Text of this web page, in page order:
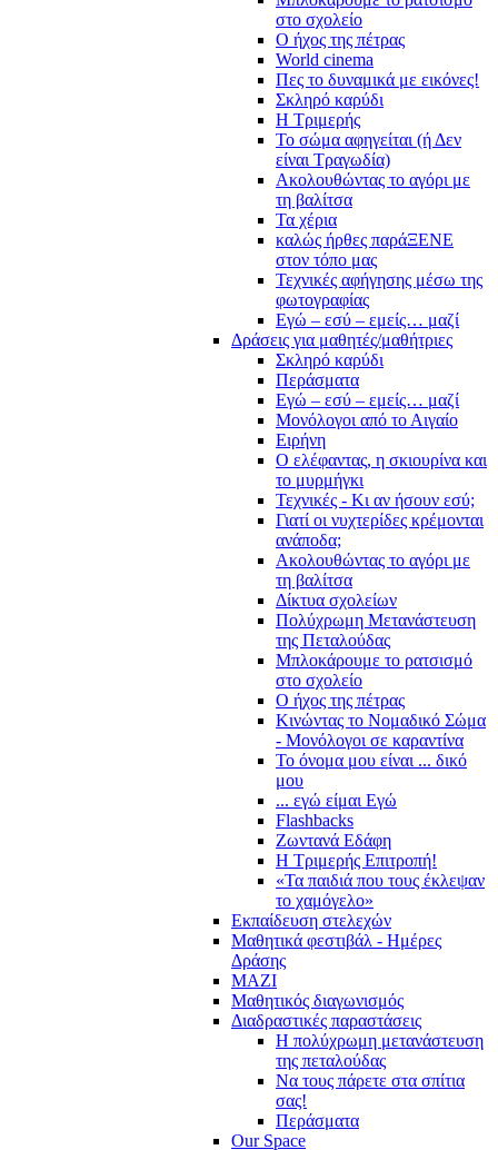
στο σχολείο
Ο ήχος της πέτρας
World cinema
Πες το δυναμικά με εικόνες!
Σκληρό καρύδι
Η Τριμερής
Το σώμα αφηγείται (ή Δεν
είναι Τραγωδία)
Ακολουθώντας το αγόρι με
τη βαλίτσα
Τα χέρια
καλώς ήρθες παράΞΕΝΕ
στον τόπο μας
Τεχνικές αφήγησης μέσω της
φωτογραφίας
Εγώ – εσύ – εμείς… μαζί
Δράσεις για μαθητές/μαθήτριες
Σκληρό καρύδι
Περάσματα
Εγώ – εσύ – εμείς… μαζί
Μονόλογοι από το Αιγαίο
Ειρήνη
Ο ελέφαντας, η σκιουρίνα και
το μυρμήγκι
Τεχνικές - Κι αν ήσουν εσύ;
Γιατί οι νυχτερίδες κρέμονται
ανάποδα;
Ακολουθώντας το αγόρι με
τη βαλίτσα
Δίκτυα σχολείων
Πολύχρωμη Μετανάστευση
της Πεταλούδας
Μπλοκάρουμε το ρατσισμό
στο σχολείο
Ο ήχος της πέτρας
Κινώντας το Νομαδικό Σώμα
- Μονόλογοι σε καραντίνα
Το όνομα μου είναι ... δικό
μου
... εγώ είμαι Εγώ
Flashbacks
Ζωντανά Εδάφη
Η Τριμερής Επιτροπή!
«Τα παιδιά που τους έκλεψαν
το χαμόγελο»
Εκπαίδευση στελεχών
Μαθητικά φεστιβάλ - Ημέρες
Δράσης
ΜΑΖΙ
Μαθητικός διαγωνισμός
Διαδραστικές παραστάσεις
Η πολύχρωμη μετανάστευση
της πεταλούδας
Να τους πάρετε στα σπίτια
σας!
Περάσματα
Our Space